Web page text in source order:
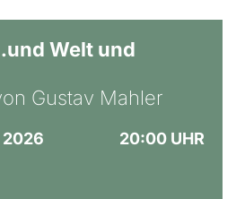
Welt und
Gustav Mahler
2026
20:00 UHR